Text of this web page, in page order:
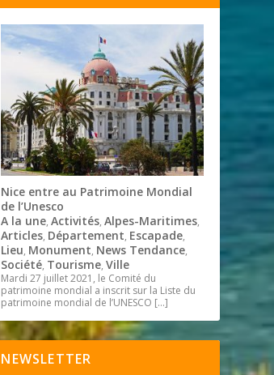
Nice entre au Patrimoine Mondial
de l’Unesco
A la une,Activités,Alpes-Maritimes,
Articles, Département, Escapade,
Lieu, Monument, News Tendance,
Société, Tourisme,Ville
Mardi 27 juillet 2021, le Comité du
patrimoine mondial a inscrit sur la Liste du
patrimoine mondial de l’UNESCO […]
NEWSLETTER